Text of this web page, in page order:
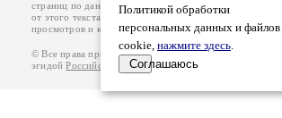
Политикой обработки
персональных данных и файлов
cookie, нажмите здесь.
Соглашаюсь
страниц по данным счетчика посещаемости, который
от этого текста. В каждой графе указано по две цифры:
просмотров и количество посетителей.
© Все права принадлежат авторам, 2000-2026.
эгидойРоссийского союза писателей.